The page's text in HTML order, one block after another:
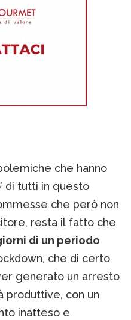
che hanno
di tutti in questo
che però non
resta il fatto che
di un periodo
che di certo
generato un arresto
con un
inatteso e